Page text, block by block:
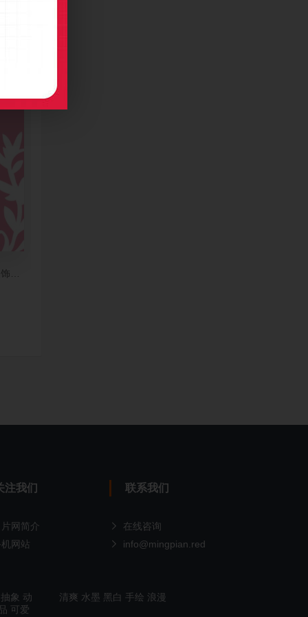
竖版名片设计
注我们
网简介
网站
联系我们
在线咨询
info@mingpian.red
抽象 动
可爱
清爽 水墨 黑白 手绘 浪漫